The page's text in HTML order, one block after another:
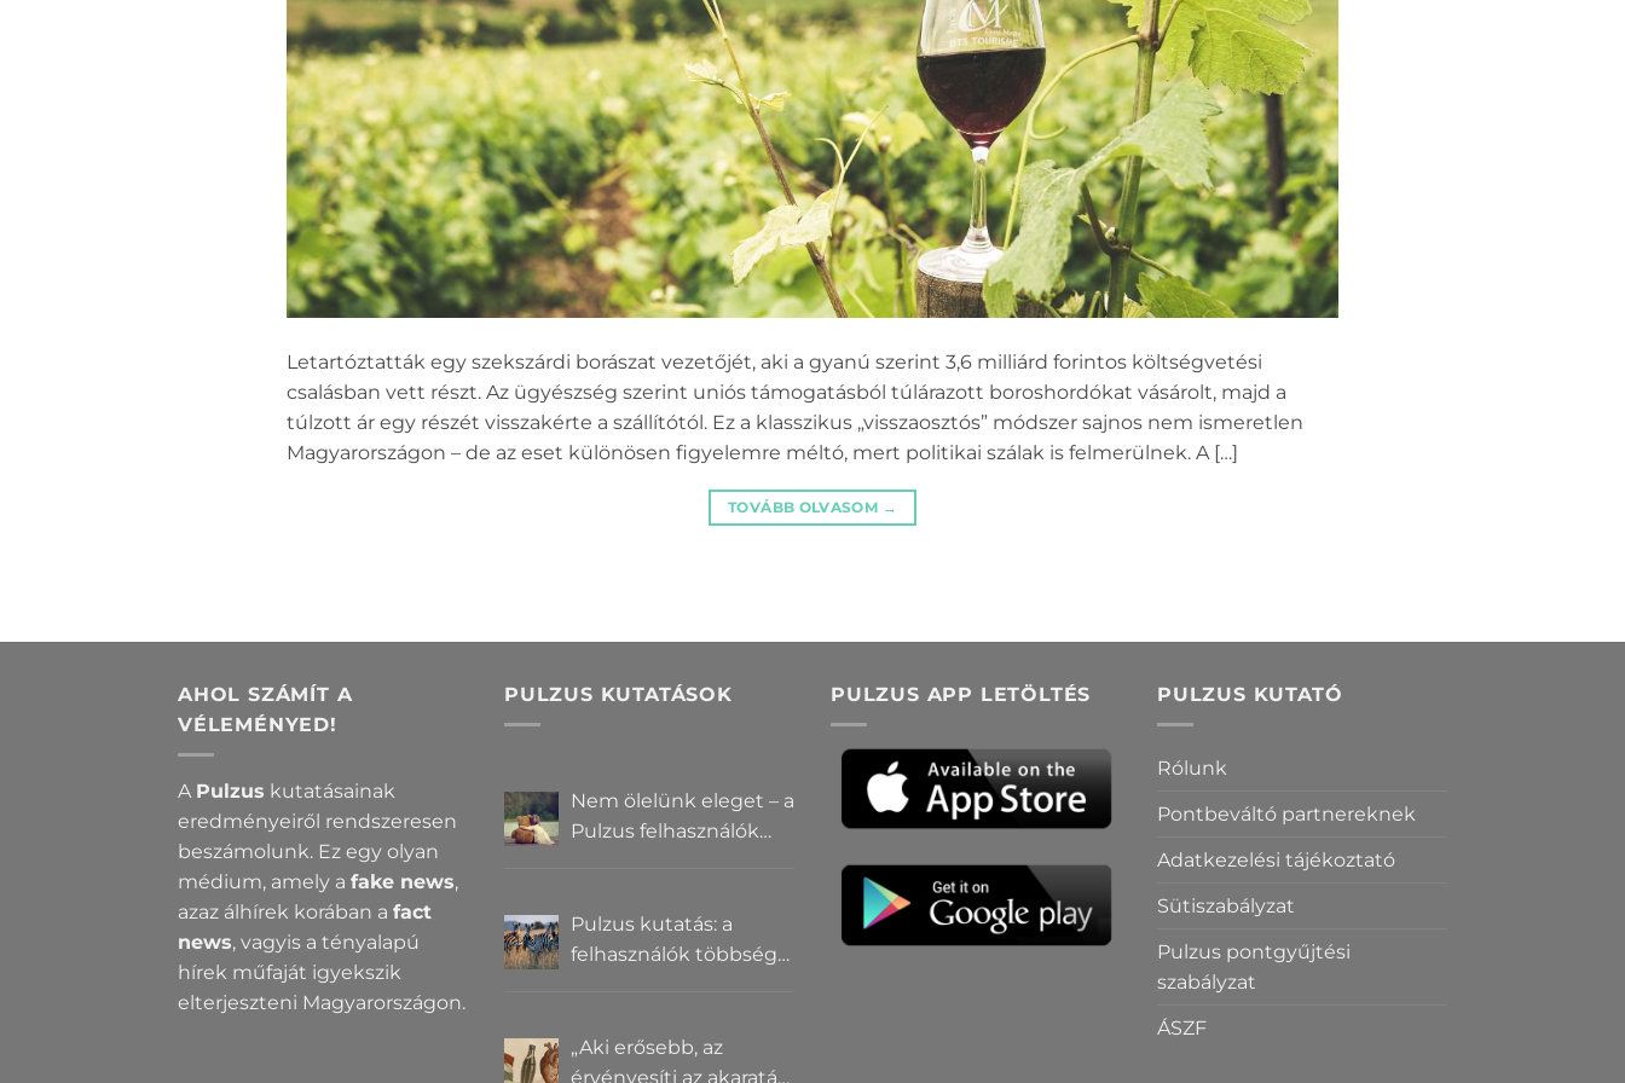
Letartóztatták egy szekszárdi borászat vezetőjét, aki a gyanú szerint 3,6 milliárd forintos költségvetési
csalásban vett részt. Az ügyészség szerint uniós támogatásból túlárazott boroshordókat vásárolt, majd a
túlzott ár egy részét visszakérte a szállítótól. Ez a klasszikus „visszaosztós” módszer sajnos nem ismeretlen
Magyarországon – de az eset különösen figyelemre méltó, mert politikai szálak is felmerülnek. A […]
TOVÁBB OLVASOM →
AHOL SZÁMÍT A
VÉLEMÉNYED!
A Pulzus kutatásainak
eredményeiről rendszeresen
beszámolunk. Ez egy olyan
médium, amely a fake news,
azaz álhírek korában a fact
news, vagyis a tényalapú
hírek műfaját igyekszik
elterjeszteni Magyarországon.
PULZUS KUTATÁSOK
Nem ölelünk eleget – a
Pulzus felhasználók
hiányzik a közelség
Pulzus kutatás: a
felhasználók többsége
őket
„Aki erősebb, az
érvényesíti az akaratát”
PULZUS APP LETÖLTÉS PULZUS KUTATÓ
Rólunk
Pontbeváltó partnereknek
Adatkezelési tájékoztató
Sütiszabályzat
Pulzus pontgyűjtési
szabályzat
ÁSZF